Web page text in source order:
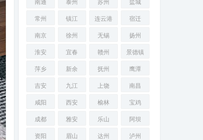
常州
镇江 连云港
宿迁
南京
徐州 无锡
扬州
淮安
宜春 赣州
景德镇
萍乡
新余 抚州
鹰潭
吉安
九江 上饶
南昌
咸阳
西安 榆林
宝鸡
成都
雅安 乐山
阿坝
资阳
眉山 达州
泸州